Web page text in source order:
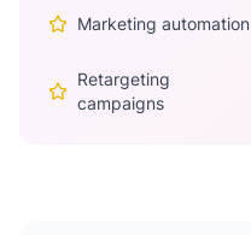
Marketing automation
Retargeting
campaigns